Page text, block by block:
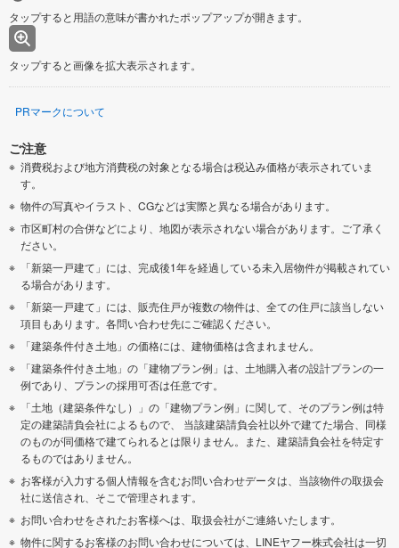
タップすると用語の意味が書かれたポップアップが開きます。
タップすると画像を拡大表示されます。
PRマークについて
ご注意
消費税および地方消費税の対象となる場合は税込み価格が表示されていま
す。
物件の写真やイラスト、CGなどは実際と異なる場合があります。
市区町村の合併などにより、地図が表示されない場合があります。ご了承く
ださい。
「新築一戸建て」には、完成後1年を経過している未入居物件が掲載されてい
る場合があります。
「新築一戸建て」には、販売住戸が複数の物件は、全ての住戸に該当しない
項目もあります。各問い合わせ先にご確認ください。
「建築条件付き土地」の価格には、建物価格は含まれません。
「建築条件付き土地」の「建物プラン例」は、土地購入者の設計プランの一
例であり、プランの採用可否は任意です。
「土地（建築条件なし）」の「建物プラン例」に関して、そのプラン例は特
定の建築請負会社によるもので、 当該建築請負会社以外で建てた場合、同様
のものが同価格で建てられるとは限りません。また、建築請負会社を特定す
るものではありません。
お客様が入力する個人情報を含むお問い合わせデータは、当該物件の取扱会
社に送信され、そこで管理されます。
お問い合わせをされたお客様へは、取扱会社がご連絡いたします。
物件に関するお客様のお問い合わせについては、LINEヤフー株式会社は一切